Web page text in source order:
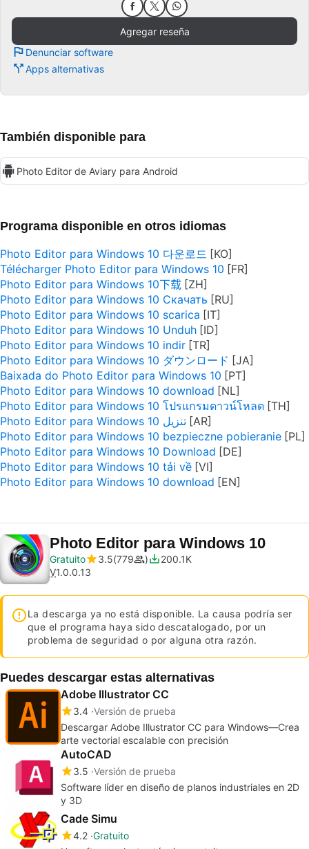
Agregar reseña
Denunciar software
Apps alternativas
También disponible para
Photo Editor de Aviary para Android
Programa disponible en otros idiomas
Photo Editor para Windows 10 다운로드
Télécharger Photo Editor para Windows 10
Photo Editor para Windows 10下载
Photo Editor para Windows 10 Скачать
Photo Editor para Windows 10 scarica
Photo Editor para Windows 10 Unduh
Photo Editor para Windows 10 indir
Photo Editor para Windows 10 ダウンロード
Baixada do Photo Editor para Windows 10
Photo Editor para Windows 10 download
Photo Editor para Windows 10 โปรแกรมดาวน์โหลด
Photo Editor para Windows 10 تنزيل
Photo Editor para Windows 10 bezpieczne pobieranie
Photo Editor para Windows 10 Download
Photo Editor para Windows 10 tải về
Photo Editor para Windows 10 download
Photo Editor para Windows 10
Gratuito 3.5 779
200.1K
V1.0.0.13
La descarga ya no está disponible. La causa podría ser
que el programa haya sido descatalogado, por un
problema de seguridad o por alguna otra razón.
Puedes descargar estas alternativas
Adobe Illustrator CC
3.4 Versión de prueba
Descargar Adobe Illustrator CC para Windows—Crea
arte vectorial escalable con precisión
AutoCAD
3.5 Versión de prueba
Software líder en diseño de planos industriales en 2D
y 3D
Cade Simu
4.2 Gratuito